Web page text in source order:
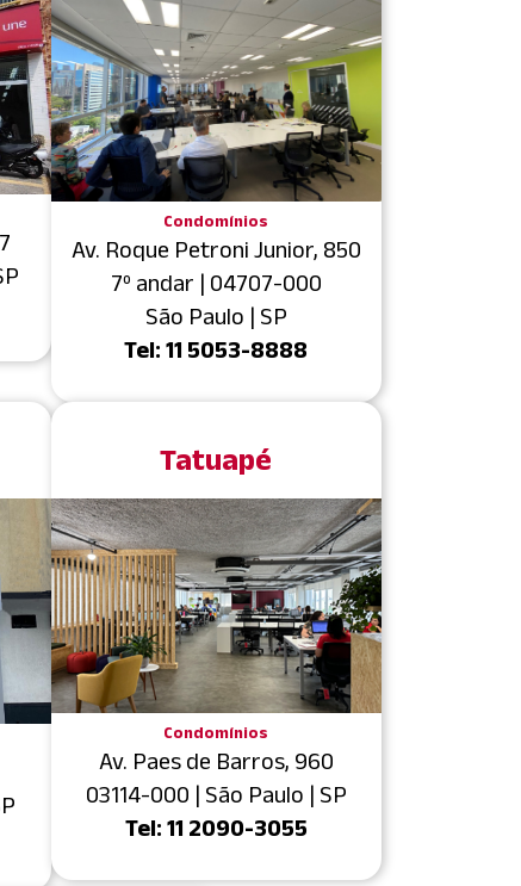
Condomínios
Av. Roque Petroni Junior, 850
7º andar | 04707-000
São Paulo | SP
Tel: 11 5053-8888
Tatuapé
Condomínios
Av. Paes de Barros, 960
03114-000 | São Paulo | SP
Tel: 11 2090-3055